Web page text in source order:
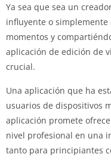
Ya sea que sea un
influyente o
momentos y
aplicación de edición de
crucial.
Una aplicación que ha
usuarios de dispositivos
aplicación promete
nivel profesional en una
tanto para principiantes